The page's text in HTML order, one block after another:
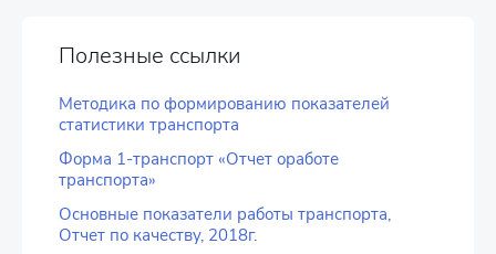
Полезные ссылки
Методика по формированию показателей
статистики транспорта
Форма 1-транспорт «Отчет оработе
транспорта»
Основные показатели работы транспорта,
Отчет по качеству, 2018г.